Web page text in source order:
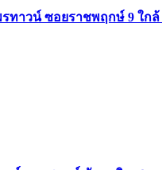
าวน์ ซอยราชพฤกษ์ 9 ใกล้